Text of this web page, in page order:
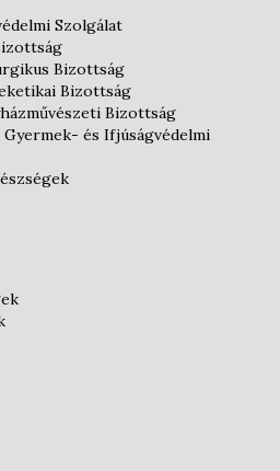
Szolgálat
Bizottság
Bizottság
Bizottság
és Ifjúságvédelmi